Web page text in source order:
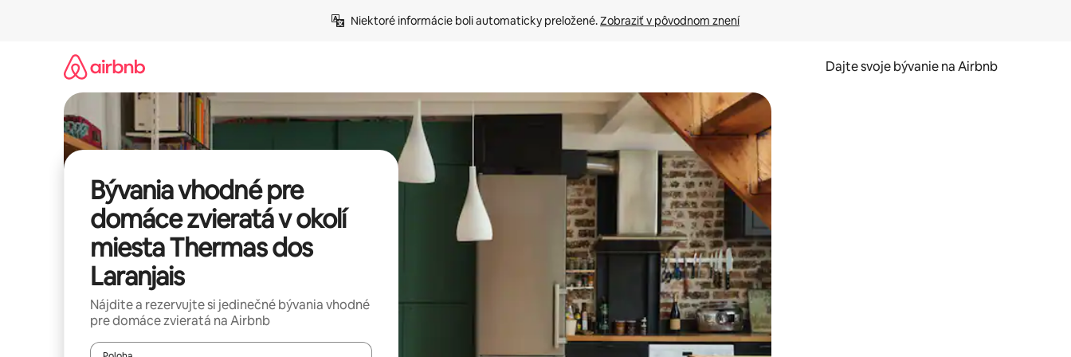
Niektoré informácie boli automaticky preložené. Zobraziť v pôvodnom znení
Dajte svoje bývanie na Airbnb
Bývania vhodné pre
domáce zvieratá v okolí
miesta Thermas dos
Laranjais
Nájdite a rezervujte si jedinečné bývania vhodné
pre domáce zvieratá na Airbnb